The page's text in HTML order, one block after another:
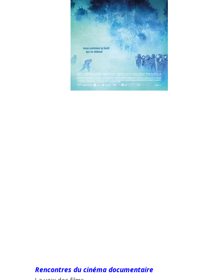
Rencontres du cinéma documentaire